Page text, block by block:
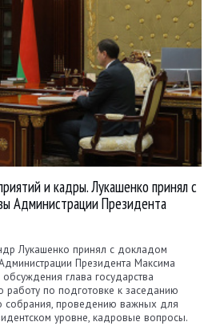
и кадры. Лукашенко принял с
Администрации Президента
Лукашенко принял с докладом
Президента Максима
глава государства
работу по подготовке к заседанию
собрания, проведению важных для
уровне, кадровые вопросы.